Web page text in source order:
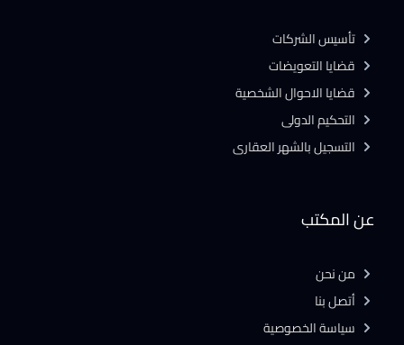
عن المكتب
من نحن
أتصل بنا
سياسة الخصوصية
تأسيس الشركات
قضايا التعويضات
قضايا الاحوال الشخصية
التحكيم الدولى
التسجيل بالشهر العقارى